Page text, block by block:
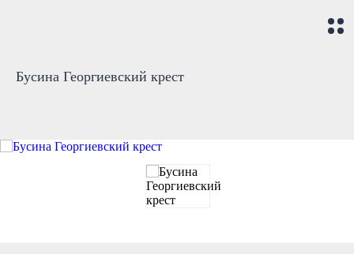
Бусина Георгиевский крест